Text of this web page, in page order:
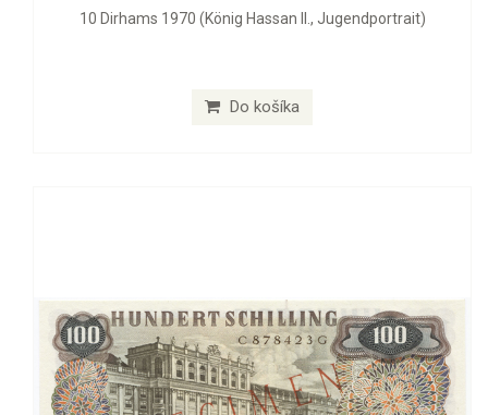
10 Dirhams 1970 (König Hassan II., Jugendportrait)
Do košíka